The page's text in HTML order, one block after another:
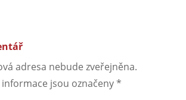
adresa nebude zveřejněna.
jsou označeny*